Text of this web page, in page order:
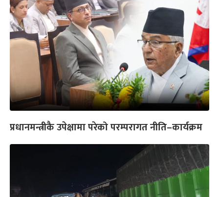
प्रधानमन्त्रीकै उपेक्षामा परेको परम्परागत नीति–कार्यक्रम